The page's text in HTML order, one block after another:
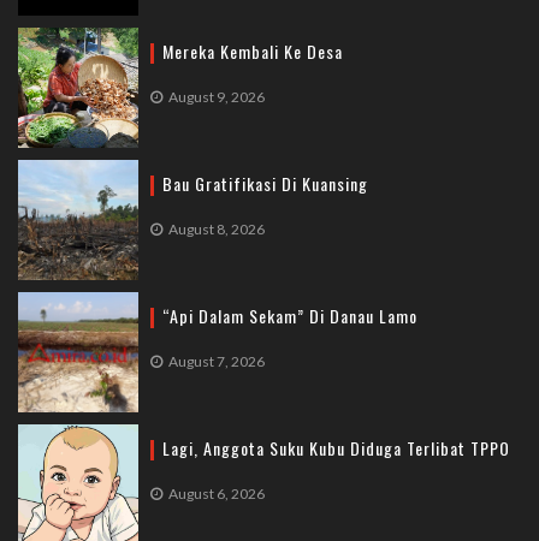
Mereka Kembali Ke Desa
August 9, 2026
Bau Gratifikasi Di Kuansing
August 8, 2026
“Api Dalam Sekam” Di Danau Lamo
August 7, 2026
Lagi, Anggota Suku Kubu Diduga Terlibat TPPO
August 6, 2026